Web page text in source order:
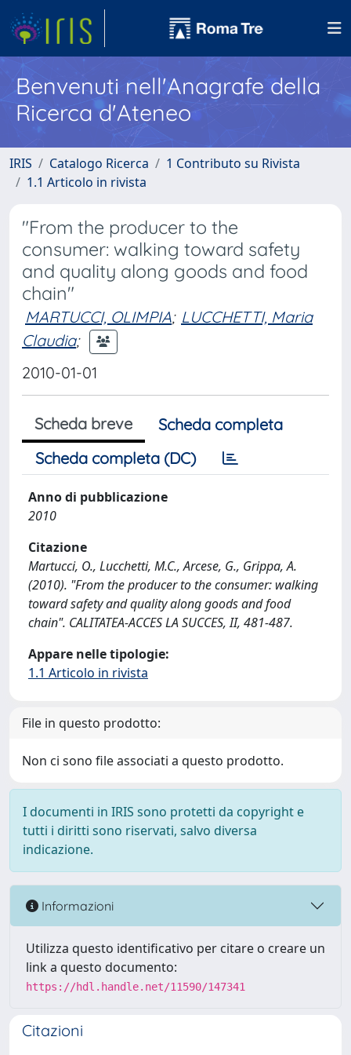
Benvenuti nell'Anagrafe della
Ricerca d'Ateneo
IRIS Catalogo Ricerca
1 Contributo su Rivista
1.1 Articolo in rivista
"From the producer to the
consumer: walking toward safety
and quality along goods and food
chain"
MARTUCCI, OLIMPIA; LUCCHETTI, Maria
Claudia;
2010-01-01
Scheda breve
Scheda completa
Scheda completa (DC)
Anno di pubblicazione
2010
Citazione
Martucci, O., Lucchetti, M.C., Arcese, G., Grippa, A.
(2010). "From the producer to the consumer: walking
toward safety and quality along goods and food
chain". CALITATEA-ACCES LA SUCCES, II, 481-487.
Appare nelle tipologie:
1.1 Articolo in rivista
File in questo prodotto:
Non ci sono file associati a questo prodotto.
I documenti in IRIS sono protetti da copyright e
tutti i diritti sono riservati, salvo diversa
indicazione.
Informazioni
Utilizza questo identificativo per citare o creare un
link a questo documento:
https://hdl.handle.net/11590/147341
Citazioni